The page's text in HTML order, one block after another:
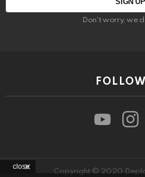
Don't worry, we
Copyright © 2020
close